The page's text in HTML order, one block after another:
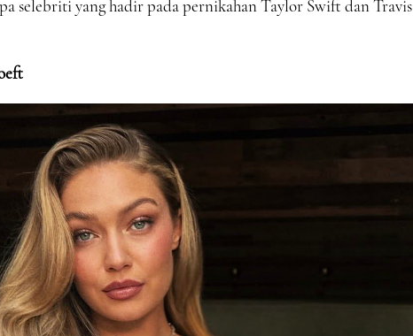
selebriti yang hadir pada pernikahan Taylor Swift dan Travis